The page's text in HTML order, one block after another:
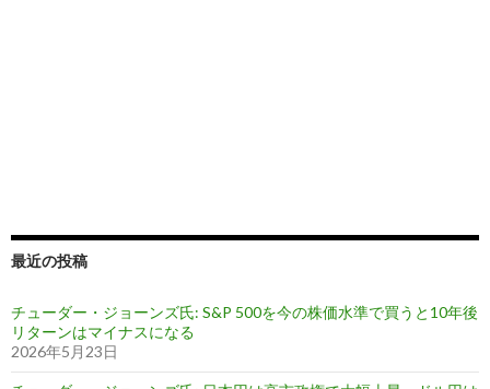
最近の投稿
チューダー・ジョーンズ氏: S&P 500を今の株価水準で買うと10年後
リターンはマイナスになる
2026年5月23日